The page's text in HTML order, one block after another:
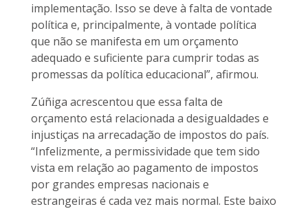
implementação. Isso se deve à falta de vontade
política e, principalmente, à vontade política
que não se manifesta em um orçamento
adequado e suficiente para cumprir todas as
promessas da política educacional”, afirmou.
Zúñiga acrescentou que essa falta de
orçamento está relacionada a desigualdades e
injustiças na arrecadação de impostos do país.
“Infelizmente, a permissividade que tem sido
vista em relação ao pagamento de impostos
por grandes empresas nacionais e
estrangeiras é cada vez mais normal. Este baixo